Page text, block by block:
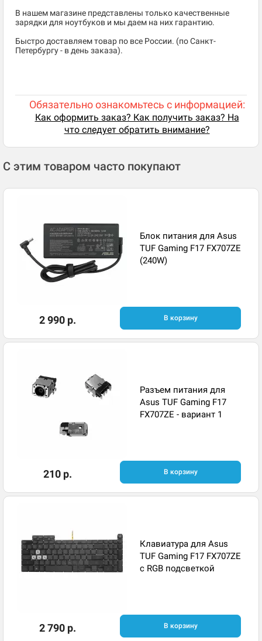
В нашем магазине представлены только качественные
зарядки для ноутбуков и мы даем на них гарантию.
Быстро доставляем товар по все России. (по Санкт-
Петербургу - в день заказа).
Обязательно ознакомьтесь с информацией:
Как оформить заказ? Как получить заказ? На
что следует обратить внимание?
С этим товаром часто покупают
Блок питания для Asus
TUF Gaming F17 FX707ZE
(240W)
2 990 р. В корзину
Разъем питания для
Asus TUF Gaming F17
FX707ZE - вариант 1
210 р. В корзину
Клавиатура для Asus
TUF Gaming F17 FX707ZE
с RGB подсветкой
2 790 р. В корзину